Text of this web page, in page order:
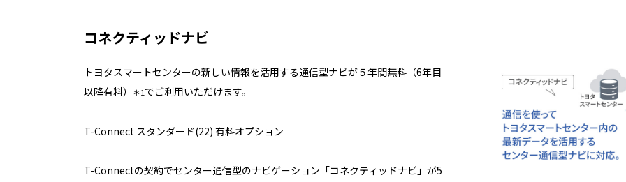
コネクティッドナビ
トヨタスマートセンターの新しい情報を活用する通信型ナビが５年間無料（6年目
以降有料）
＊1でご利用いただけます。
T-Connect スタンダード(22) 有料オプション
T-Connectの契約でセンター通信型のナビゲーション「コネクティッドナビ」が5